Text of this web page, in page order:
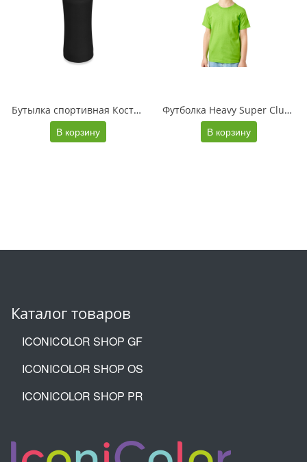
Бутылка спортивная Коста-Рика 600мл, черный
В корзину
Футболка Heavy Super Club детская, зеленое яблоко
В корзину
Каталог товаров
ICONICOLOR SHOP GF
ICONICOLOR SHOP OS
ICONICOLOR SHOP PR